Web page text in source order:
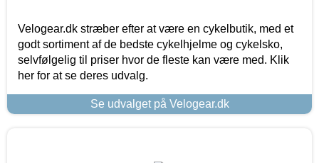
Velogear.dk stræber efter at være en cykelbutik, med et
godt sortiment af de bedste cykelhjelme og cykelsko,
selvfølgelig til priser hvor de fleste kan være med. Klik
her for at se deres udvalg.
Se udvalget på Velogear.dk